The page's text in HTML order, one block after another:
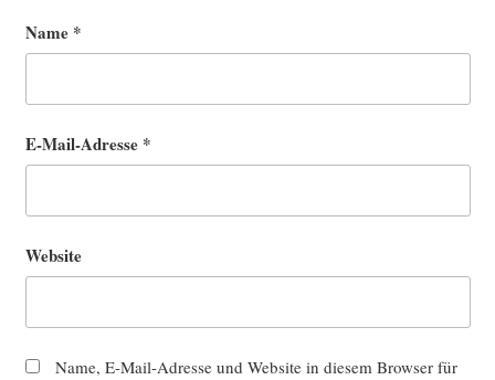
Name *
E-Mail-Adresse *
Website
Name, E-Mail-Adresse und Website in diesem Browser für